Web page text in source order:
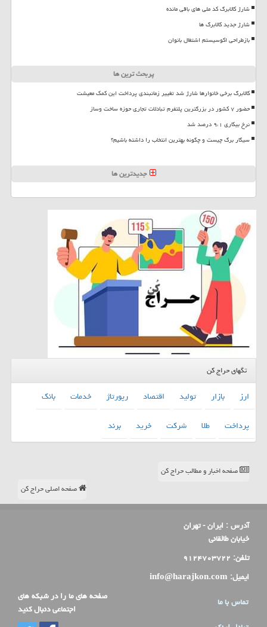
شارژ کالابرگ کد ملی های باقی مانده
شارژ جدید کالابرگ ها
بازطراحی اکوسیستم اشتغال بانوان
پربحث ترین ها
کالابرگ برخی خانوارها شارژ شد تغییر زمانبندی پرداخت این کمک معیشت
حضور ۷ کشور در بزرگترین پلتفرم تبادلات تجاری حوزه ساخت وساز
نرخ بیکاری ۹،۱ درصد شد
سیگار برگ چیست و چگونه بهترین انتخاب را داشته باشیم؟
جدیدترین ها
تگهای حراج کن
ارز بازار تولید اقتصاد رپورتاژ خدمات
بانك
پرداخت
طلا شركت خرید برند
صفحه اخبار و مطالب حراج کن
صفحه اصلی حراج کن
آدرس : ایران - تهران
خیابان طالقانی
تلفن: ۹۱۲۴۷۰۳۷۲۲
ایمیل: info@harajkon.com
تماس با ما
صفحه های ما را در شبکه های
اجتماعی دنبال کنید